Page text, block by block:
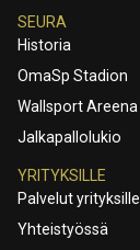
SEURA
Historia
OmaSp Stadion
Wallsport Areena
Jalkapallolukio
YRITYKSILLE
Palvelut yrityksille
Yhteistyössä